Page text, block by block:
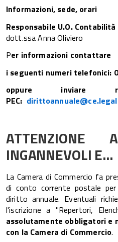
Informazioni, sede, orari
Responsabile U.O.
dott.ssa Anna Oliviero
Per informazioni contattare
i seguenti numeri telefonici:
oppure inviare
PEC:
ATTENZIONE
INGANNEVOLI E...
La Camera di Commercio fa
di conto corrente postale
diritto annuale. Eventuali
l'iscrizione a "Repertori,
assolutamente obbligatori e
con la Camera di Commercio.